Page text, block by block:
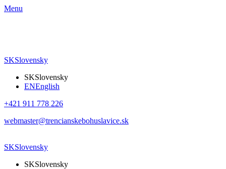
Menu
SKSlovensky
SKSlovensky
ENEnglish
+421 911 778 226
webmaster@trencianskebohuslavice.sk
SKSlovensky
SKSlovensky